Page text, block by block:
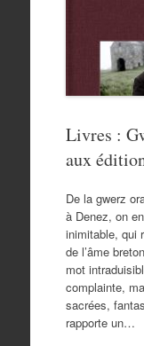
Livres :
aux
De la gwerz
à Denez, on
inimitable, qui
de l’âme
mot
complainte,
sacrées,
rapporte un…